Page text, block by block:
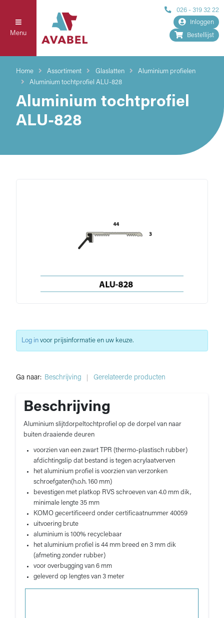
Menu
026 - 319 32 22
Inloggen
Bestellijst
Home Assortiment Glaslatten
Aluminium profielen
Aluminium tochtprofiel ALU-828
Aluminium tochtprofiel
ALU-828
Ga naar: Beschrijving Gerelateerde producten
Beschrijving
Aluminium slijtdorpeltochtprofiel op de dorpel van naar
buiten draaiende deuren
voorzien van een zwart TPR (thermo-plastisch rubber)
afdichtingslip dat bestand is tegen acrylaatverven
het aluminium profiel is voorzien van verzonken
schroefgaten(h.o.h. 160 mm)
bevestigen met platkop RVS schroeven van 4.0 mm dik,
minimale lengte 35 mm
KOMO gecertificeerd onder certificaatnummer 40059
uitvoering brute
aluminium is 100% recyclebaar
het aluminium profiel is 44 mm breed en 3 mm dik
(afmeting zonder rubber)
voor overbugging van 6 mm
geleverd op lengtes van 3 meter
Log in voor prijsinformatie en uw keuze.